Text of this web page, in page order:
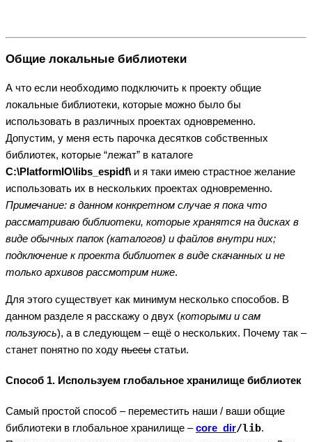
Общие локальные библиотеки
А что если необходимо подключить к проекту общие
локальные библиотеки, которые можно было бы
использовать в различных проектах одновременно.
Допустим, у меня есть парочка десятков собственных
библиотек, которые “лежат” в каталоге
C:\PlatformIO\libs_espidf\ и я таки имею страстное желание
использовать их в нескольких проектах одновременно.
Примечание: в данном конкретном случае я пока что
рассматриваю библиотеки, которые хранятся на дисках в
виде обычных папок (каталогов) и файлов внутри них;
подключение к проекта библиотек в виде скачанных и не
только архивов рассмотрим ниже.
Для этого существует как минимум несколько способов. В
данном разделе я расскажу о двух (которыми и сам
пользуюсь), а в следующем – ещё о нескольких. Почему так –
станет понятно по ходу пьесы статьи.
Способ 1. Используем глобальное хранилище библиотек
Самый простой способ – переместить наши / ваши общие
библиотеки в глобальное хранилище –core_dir/lib.